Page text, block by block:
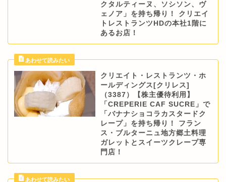
クタルティーヌ、ソシソン、ヴ
ェノア」を持ち帰り！ クリエイ
トレストランツHDの本社1階に
あるお店！
クリエイト・レストランツ・ホ
ールディングス[クリレス]
（3387）【株主優待利用】
「CREPERIE CAF SUCRE」で
「バナナショコラカスタードク
レープ」を持ち帰り！ フラン
ス・ブルターニュ地方郷土料理
ガレットとスイーツクレープ専
門店！